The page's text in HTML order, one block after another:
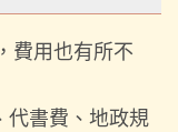
費用也有所不
代書費、地政規